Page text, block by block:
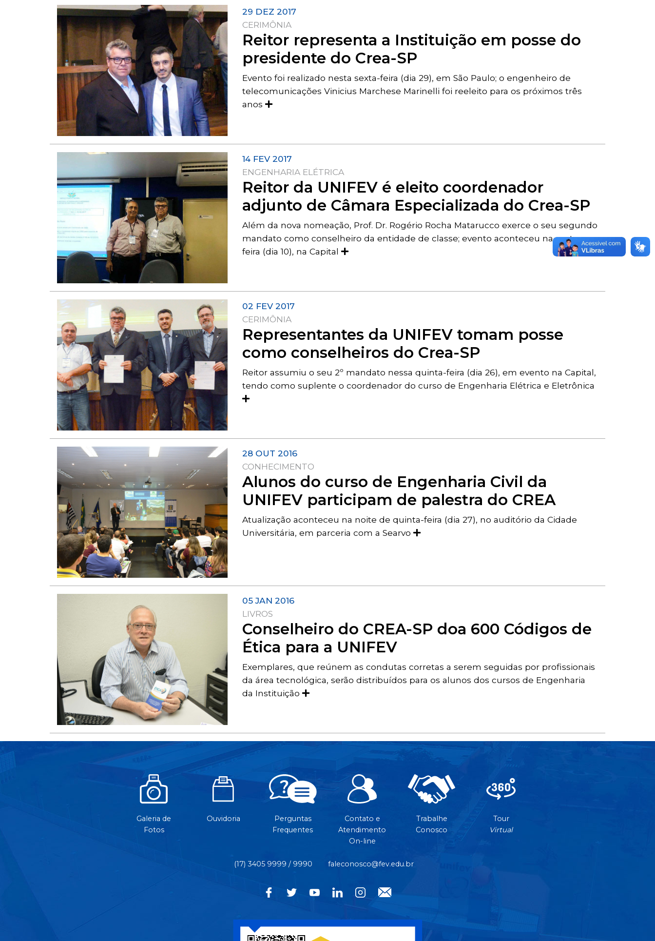
29 DEZ 2017
CERIMÔNIA
Reitor representa a Instituição em posse do
presidente do Crea-SP
Evento foi realizado nesta sexta-feira (dia 29), em São Paulo; o engenheiro de
telecomunicações Vinicius Marchese Marinelli foi reeleito para os próximos três
anos
14 FEV 2017
ENGENHARIA ELÉTRICA
Reitor da UNIFEV é eleito coordenador
adjunto de Câmara Especializada do Crea-SP
Além da nova nomeação, Prof. Dr. Rogério Rocha Matarucco exerce o seu segundo
mandato como conselheiro da entidade de classe; evento aconteceu na sexta-
feira (dia 10), na Capital
02 FEV 2017
CERIMÔNIA
Representantes da UNIFEV tomam posse
como conselheiros do Crea-SP
Reitor assumiu o seu 2º mandato nessa quinta-feira (dia 26), em evento na Capital,
tendo como suplente o coordenador do curso de Engenharia Elétrica e Eletrônica
28 OUT 2016
CONHECIMENTO
Alunos do curso de Engenharia Civil da
UNIFEV participam de palestra do CREA
Atualização aconteceu na noite de quinta-feira (dia 27), no auditório da Cidade
Universitária, em parceria com a Searvo
05 JAN 2016
LIVROS
Conselheiro do CREA-SP doa 600 Códigos de
Ética para a UNIFEV
Exemplares, que reúnem as condutas corretas a serem seguidas por profissionais
da área tecnológica, serão distribuídos para os alunos dos cursos de Engenharia
da Instituição
Galeria de
Fotos
Ouvidoria
Perguntas
Frequentes
Contato e
Atendimento
On-line
Trabalhe
Conosco
Tour
Virtual
(17) 3405 9999 / 9990 faleconosco@fev.edu.br